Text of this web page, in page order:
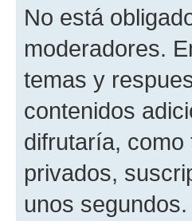
No está
moderadores.
temas y
contenidos
difrutaría,
privados,
unos